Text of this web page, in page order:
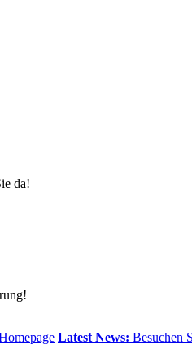
da!
Latest News: Besuchen